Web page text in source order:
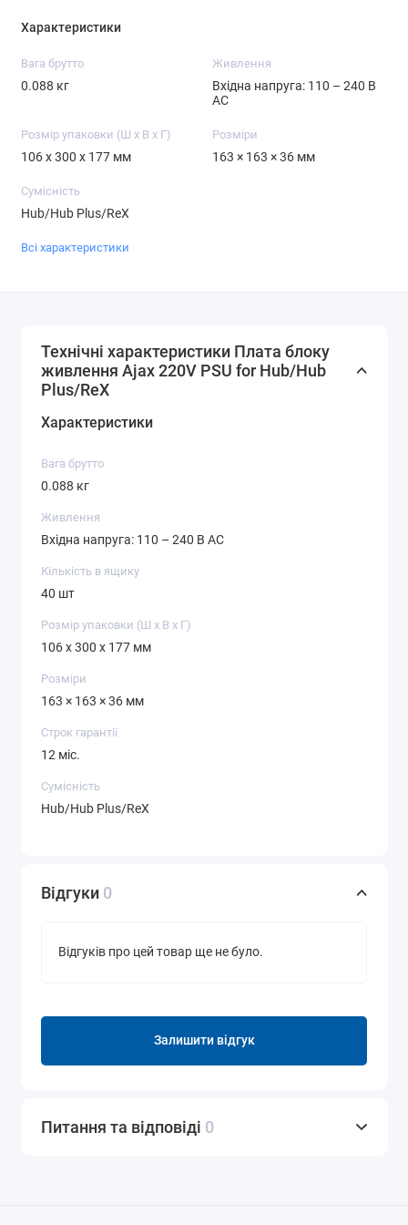
Характеристики
Вага брутто
0.088 кг
Живлення
Вхідна напруга: 110 – 240 В
AC
Розмір упаковки (Ш х В х Г)
106 x 300 x 177 мм
Розміри
163 × 163 × 36 мм
Сумісність
Hub/Hub Plus/ReX
Всі характеристики
Технічні характеристики Плата блоку
живлення Ajax 220V PSU for Hub/Hub
Plus/ReX
Характеристики
Вага брутто
0.088 кг
Живлення
Вхідна напруга: 110 – 240 В AC
Кількість в ящику
40 шт
Розмір упаковки (Ш х В х Г)
106 x 300 x 177 мм
Розміри
163 × 163 × 36 мм
Строк гарантії
12 міс.
Сумісність
Hub/Hub Plus/ReX
Відгуки 0
Відгуків про цей товар ще не було.
Залишити відгук
Питання та відповіді 0